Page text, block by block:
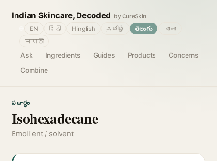
Indian Skincare, Decoded by CureSkin
Ask Ingredients Guides Products
Concerns
Combine
EN हिंदी Hinglish தமிழ் తెలుగు
বাংলা
मराठी
పదార్థం
Isohexadecane
Emollient / solvent